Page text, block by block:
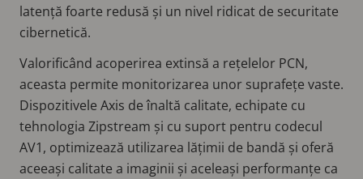
latență foarte redusă și un nivel ridicat de securitate
cibernetică.
Valorificând acoperirea extinsă a rețelelor PCN,
aceasta permite monitorizarea unor suprafețe vaste.
Dispozitivele Axis de înaltă calitate, echipate cu
tehnologia Zipstream și cu suport pentru codecul
AV1, optimizează utilizarea lățimii de bandă și oferă
aceeași calitate a imaginii și aceleași performanțe ca